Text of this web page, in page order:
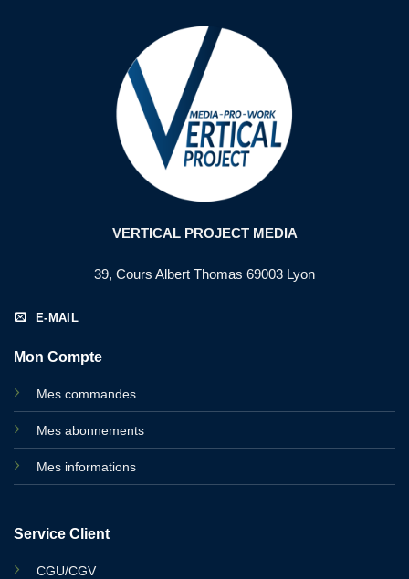
VERTICAL PROJECT MEDIA
39, Cours Albert Thomas 69003 Lyon
E-MAIL
Mon Compte
Mes commandes
Mes abonnements
Mes informations
Service Client
CGU/CGV